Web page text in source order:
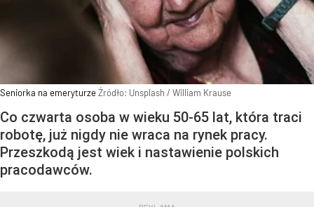
Seniorka na emeryturzeŹródło: Unsplash / William Krause
Co czwarta osoba w wieku 50-65 lat, która traci
robotę, już nigdy nie wraca na rynek pracy.
Przeszkodą jest wiek i nastawienie polskich
pracodawców.